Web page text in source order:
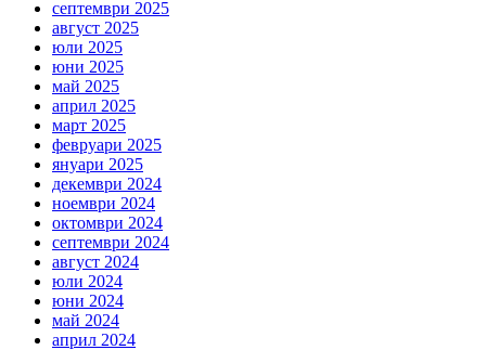
септември 2025
август 2025
юли 2025
юни 2025
май 2025
април 2025
март 2025
февруари 2025
януари 2025
декември 2024
ноември 2024
октомври 2024
септември 2024
август 2024
юли 2024
юни 2024
май 2024
април 2024